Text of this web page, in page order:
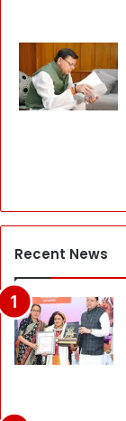
Recent News